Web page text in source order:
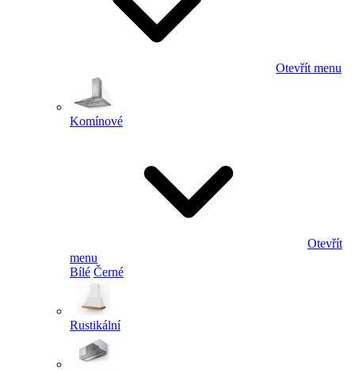
Otevřít menu
Komínové
Otevřít
menu
Bílé Černé
Rustikální